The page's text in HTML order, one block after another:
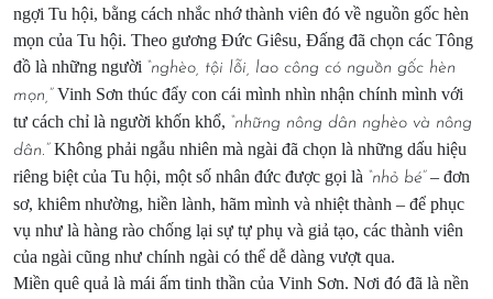
ngợi Tu hội, bằng cách nhắc nhớ thành viên đó về nguồn gốc hèn
mọn của Tu hội. Theo gương Đức Giêsu, Đấng đã chọn các Tông
đồ là những người “nghèo, tội lỗi, lao công có nguồn gốc hèn
mọn,”Vinh Sơn thúc đẩy con cái mình nhìn nhận chính mình với
tư cách chỉ là người khốn khổ, “những nông dân nghèo và nông
dân.”Không phải ngẫu nhiên mà ngài đã chọn là những dấu hiệu
riêng biệt của Tu hội, một số nhân đức được gọi là “nhỏ bé”– đơn
sơ, khiêm nhường, hiền lành, hãm mình và nhiệt thành – để phục
vụ như là hàng rào chống lại sự tự phụ và giả tạo, các thành viên
của ngài cũng như chính ngài có thể dễ dàng vượt qua.
Miền quê quả là mái ấm tinh thần của Vinh Sơn. Nơi đó đã là nền